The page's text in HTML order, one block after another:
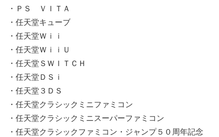
・ＰＳ ＶＩＴＡ
・任天堂キューブ
・任天堂Ｗｉｉ
・任天堂ＷｉｉＵ
・任天堂ＳＷＩＴＣＨ
・任天堂ＤＳｉ
・任天堂３ＤＳ
・任天堂クラシックミニファミコン
・任天堂クラシックミニスーパーファミコン
・任天堂クラシックファミコン・ジャンプ５０周年記念